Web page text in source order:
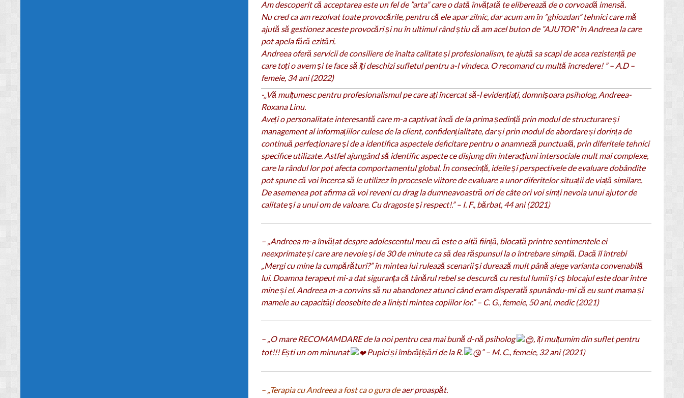
Am descoperit că acceptarea este un fel de ”arta” care o dată învățată te eliberează de o corvoadă imensă.
Nu cred ca am rezolvat toate provocările, pentru că ele apar zilnic, dar acum am în ”ghiozdan” tehnici care mă
ajută să gestionez aceste provocări și nu în ultimul rând știu că am acel buton de ”AJUTOR” în Andreea la care
pot apela fără ezitări.
Andreea oferă servicii de consiliere de înalta calitate și profesionalism, te ajută sa scapi de acea rezistență pe
care toți o avem și te face să îți deschizi sufletul pentru a-l vindeca. O recomand cu multă încredere! ” – A.D –
femeie, 34 ani (2022)
-„Vă mulțumesc pentru profesionalismul pe care ați încercat să-l evidențiați, domnișoara psiholog, Andreea-
Roxana Linu.
Aveți o personalitate interesantă care m-a captivat încă de la prima ședință prin modul de structurare și
management al informațiilor culese de la client, confidențialitate, dar și prin modul de abordare și dorința de
continuă perfecționare și de a identifica aspectele deficitare pentru o anamneză punctuală, prin diferitele tehnici
specifice utilizate. Astfel ajungând să identific aspecte ce disjung din interacțiuni intersociale mult mai complexe,
care la rândul lor pot afecta comportamentul global. În consecință, ideile și perspectivele de evaluare dobândite
pot spune că voi încerca să le utilizez în procesele viitore de evaluare a unor diferitelor situații de viață similare.
De asemenea pot afirma că voi reveni cu drag la dumneavoastră ori de câte ori voi simți nevoia unui ajutor de
calitate și a unui om de valoare. Cu dragoste și respect!.” – I. F., bărbat, 44 ani (2021)
– „Andreea m-a învățat despre adolescentul meu că este o altă ființă, blocată printre sentimentele ei
neexprimate și care are nevoie și de 30 de minute ca să dea răspunsul la o întrebare simplă. Dacă îl întrebi
„Mergi cu mine la cumpărături?” în mintea lui rulează scenarii și durează mult până alege varianta convenabilă
lui. Doamna terapeut mi-a dat siguranța că tânărul rebel se descurcă cu restul lumii și cș blocajul este doar între
mine și el. Andreea m-a convins să nu abandonez atunci când eram disperată spunându-mi că eu sunt mama și
mamele au capacități deosebite de a liniști mintea copiilor lor.” – C. G., femeie, 50 ani, medic (2021)
– „O mare RECOMAMDARE de la noi pentru cea mai bună d-nă psiholog
, îți mulțumim din suflet pentru
tot!!! Ești un om minunat
Pupici și îmbrățișări de la R. ” – M. C., femeie, 32 ani (2021)
– „Terapia cu Andreea a fost ca o gura deaer proaspăt.